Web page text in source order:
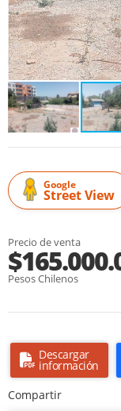
Google
Street View
Precio de venta
Pesos Chilenos
Descargar
información
Compartir